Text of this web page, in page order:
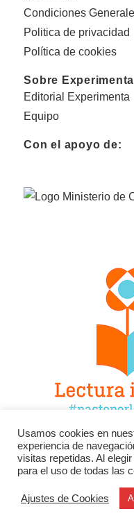
Condiciones
Politica de privacidad
Política de cookies
Sobre Experimenta
Editorial Experimenta
Equipo
Con el apoyo de:
Facebook Twitter
YouTube
Usamos cookies en
experiencia de
visitas repetidas. Al
para el uso de todas las
Ajustes de Cookies